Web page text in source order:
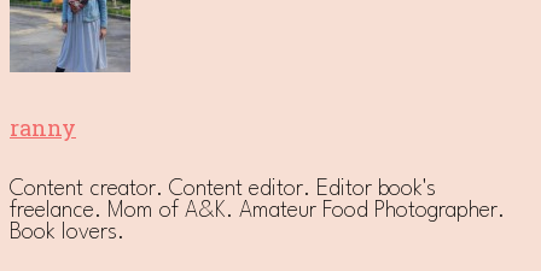
ranny
Content creator. Content editor. Editor book's
freelance. Mom of A&K. Amateur Food Photographer.
Book lovers.